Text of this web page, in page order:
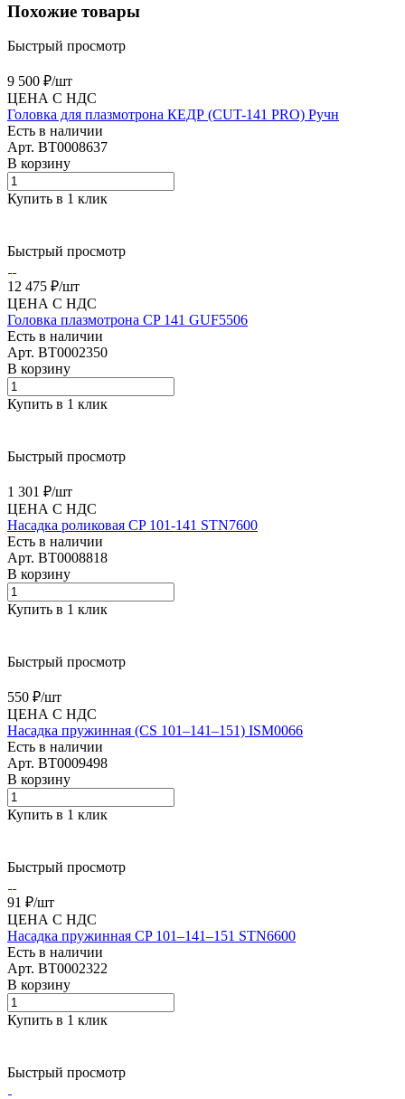
Похожие товары
Быстрый просмотр
9 500 ₽/шт
ЦЕНА С НДС
Головка для плазмотрона КЕДР (CUT-141 PRO) Ручн
Есть в наличии
Арт. BT0008637
В корзину
Купить в 1 клик
Быстрый просмотр
12 475 ₽/шт
ЦЕНА С НДС
Головка плазмотрона CP 141 GUF5506
Есть в наличии
Арт. BT0002350
В корзину
Купить в 1 клик
Быстрый просмотр
1 301 ₽/шт
ЦЕНА С НДС
Насадка роликовая CP 101-141 STN7600
Есть в наличии
Арт. BT0008818
В корзину
Купить в 1 клик
Быстрый просмотр
550 ₽/шт
ЦЕНА С НДС
Насадка пружинная (CS 101–141–151) ISM0066
Есть в наличии
Арт. BT0009498
В корзину
Купить в 1 клик
Быстрый просмотр
91 ₽/шт
ЦЕНА С НДС
Насадка пружинная CP 101–141–151 STN6600
Есть в наличии
Арт. BT0002322
В корзину
Купить в 1 клик
Быстрый просмотр